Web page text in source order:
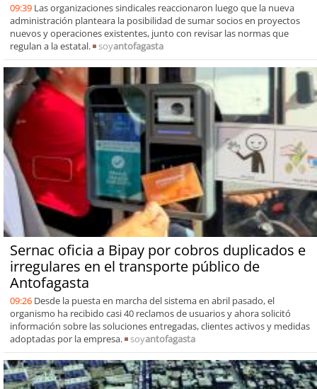
09:39 Las organizaciones sindicales reaccionaron luego que la nueva
administración planteara la posibilidad de sumar socios en proyectos
nuevos y operaciones existentes, junto con revisar las normas que
regulan a la estatal.
soyantofagasta
Sernac oficia a Bipay por cobros duplicados e
irregulares en el transporte público de
Antofagasta
09:26 Desde la puesta en marcha del sistema en abril pasado, el
organismo ha recibido casi 40 reclamos de usuarios y ahora solicitó
información sobre las soluciones entregadas, clientes activos y medidas
adoptadas por la empresa.
soyantofagasta